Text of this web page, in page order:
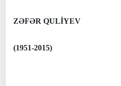
ZƏFƏR QULİYEV
(1951-2015)